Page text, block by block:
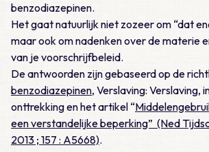
benzodiazepinen.
Het gaat natuurlijk niet zozeer om “dat
maar ook om nadenken over de materie
van je voorschrijfbeleid.
De antwoorden zijn gebaseerd op de
benzodiazepinen, Verslaving: Verslaving,
onttrekking en het artikel “
een verstandelijke beperking” (Ned
2013 ; 157 : A5668).